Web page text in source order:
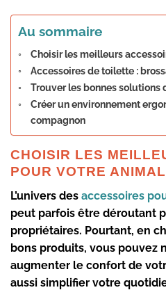
Au sommaire
Choisir les meilleurs
Accessoires de toilette :
Trouver les bonnes solutions
Créer un environnement
compagnon
CHOISIR LES
POUR VOTRE ANIMAL
L’univers des accessoires
peut parfois être déroutant
propriétaires. Pourtant, en
bons produits, vous pouvez
augmenter le confort de
aussi simplifier votre